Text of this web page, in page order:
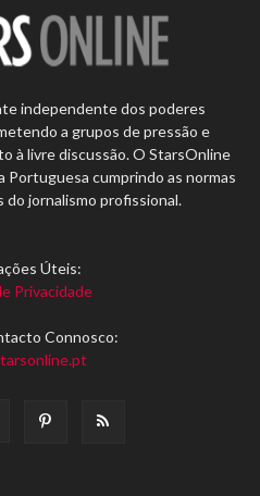
independente dos poderes
a grupos de pressão e
à livre discussão. O StarsOnline
Portuguesa cumprindo as normas
jornalismo profissional.
Úteis:
Privacidade
Connosco: